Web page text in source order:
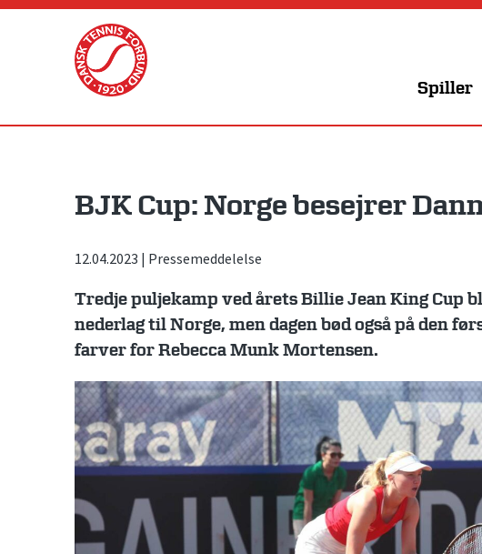
Skip
Spiller
BJK Cup: Norge besejrer
12.04.2023 | Pressemeddelelse
Tredje puljekamp ved årets Billie Jean King Cup
nederlag til Norge, men dagen bød også på den
farver for Rebecca Munk Mortensen.